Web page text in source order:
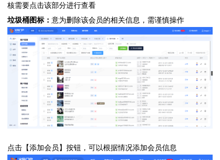
核需要点击该部分进行查看
垃圾桶图标： 意为删除该会员的相关信息，需谨慎操作
点击【添加会员】按钮，可以根据情况添加会员信息